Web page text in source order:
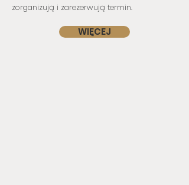
zorganizują i zarezerwują termin.
WIĘCEJ